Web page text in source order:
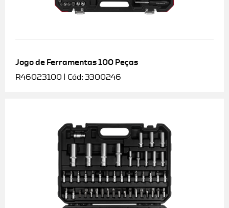
Jogo de Ferramentas 100 Peças
R46023100 | Cód: 3300246